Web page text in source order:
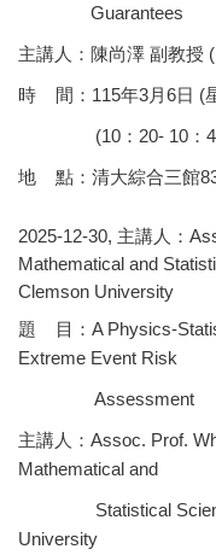
Guarantees
主講人：陳尚澤 副教授
時 間：115年3月6日 (
(10：20- 10：40茶
地 點：清大綜合三館
2025-12-30, 主講人：
Mathematical and
Clemson University
題 目：A Physics-
Extreme Event Risk
Assessment
主講人：Assoc. Prof.
Mathematical and
Statistical
University